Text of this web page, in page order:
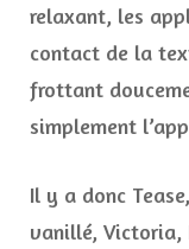
relaxant, les
contact de la
frottant
simplement
Il y a donc
vanillé, Victoria,